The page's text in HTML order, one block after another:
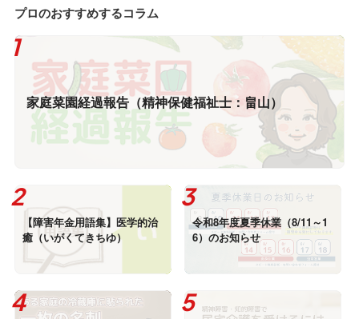
プロのおすすめするコラム
家庭菜園経過報告（精神保健福祉士：畠山）
【障害年金用語集】医学的治
癒（いがくてきちゆ）
令和8年度夏季休業（8/11～1
6）のお知らせ